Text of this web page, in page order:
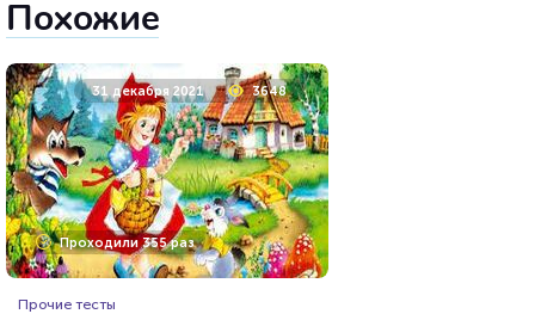
Похожие
31 декабря 2021 3648
Проходили 355 раз
Прочие тесты